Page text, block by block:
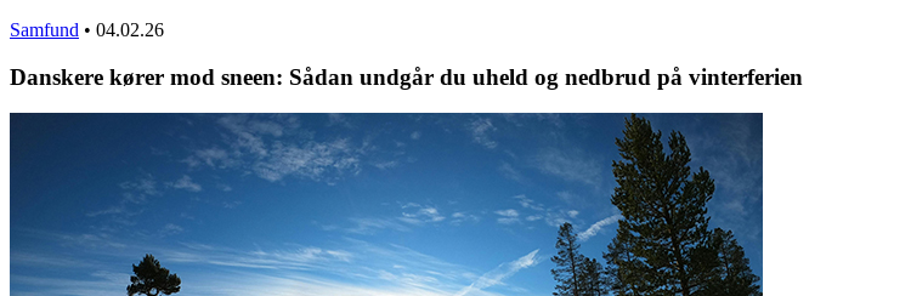
Samfund • 04.02.26
Danskere kører mod sneen: Sådan undgår du uheld og nedbrud på vinterferien